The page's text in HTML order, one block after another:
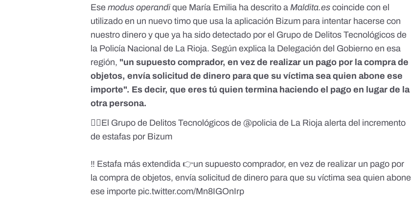
Esemodus operandique María Emilia ha descrito aMaldita.es coincide con el
utilizado en un nuevo timo que usa la aplicación Bizum para intentar hacerse con
nuestro dinero y que ya ha sido detectado por el Grupo de Delitos Tecnológicos de
la Policía Nacional de La Rioja. Según explica la Delegación del Gobierno en esa
región, "un supuesto comprador, en vez de realizar un pago por la compra de
objetos, envía solicitud de dinero para que su víctima sea quien abone ese
importe". Es decir, que eres tú quien termina haciendo el pago en lugar de la
otra persona.
👮‍♀️El Grupo de Delitos Tecnológicos de @policia de La Rioja alerta del incremento
de estafas por Bizum
‼️ Estafa más extendida 👉un supuesto comprador, en vez de realizar un pago por
la compra de objetos, envía solicitud de dinero para que su víctima sea quien abone
ese importe pic.twitter.com/Mn8IGOnIrp